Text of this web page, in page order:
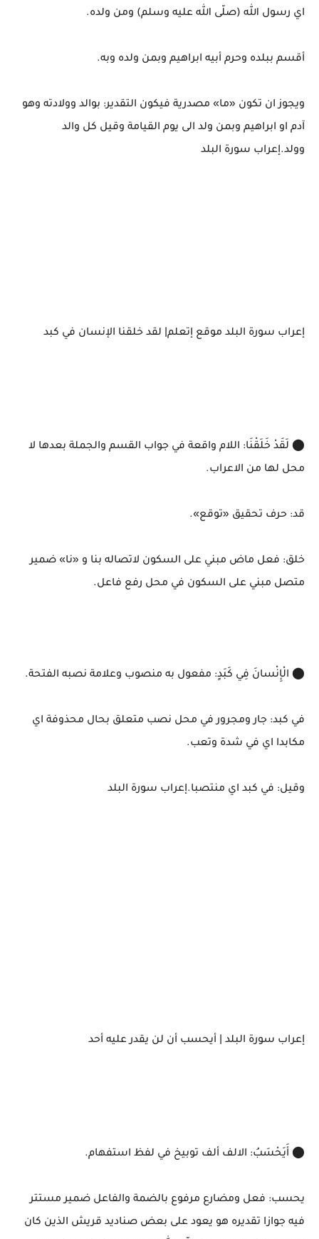
اي رسول الله (صلّى الله عليه وسلم) ومن ولده.
أقسم ببلده وحرم أبيه ابراهيم وبمن ولده وبه.
ويجوز ان تكون «ما» مصدرية فيكون التقدير: بوالد وولادته وهو
آدم او ابراهيم وبمن ولد الى يوم القيامة وقيل كل والد
وولد.إعراب سورة البلد
إعراب سورة البلد موقع إتعلم| لقد خلقنا الإنسان في كبد
⬤ لَقَدْ خَلَقْنَا: اللام واقعة في جواب القسم والجملة بعدها لا
محل لها من الاعراب.
قد: حرف تحقيق «توقع».
خلق: فعل ماض مبني على السكون لاتصاله بنا و «نا» ضمير
متصل مبني على السكون في محل رفع فاعل.
⬤ الْإِنْسانَ فِي كَبَدٍ: مفعول به منصوب وعلامة نصبه الفتحة.
في كبد: جار ومجرور في محل نصب متعلق بحال محذوفة اي
مكابدا اي في شدة وتعب.
وقيل: في كبد اي منتصبا.إعراب سورة البلد
إعراب سورة البلد | أيحسب أن لن يقدر عليه أحد
⬤ أَيَحْسَبُ: الالف ألف توبيخ في لفظ استفهام.
يحسب: فعل ومضارع مرفوع بالضمة والفاعل ضمير مستتر
فيه جوازا تقديره هو يعود على بعض صناديد قريش الذين كان